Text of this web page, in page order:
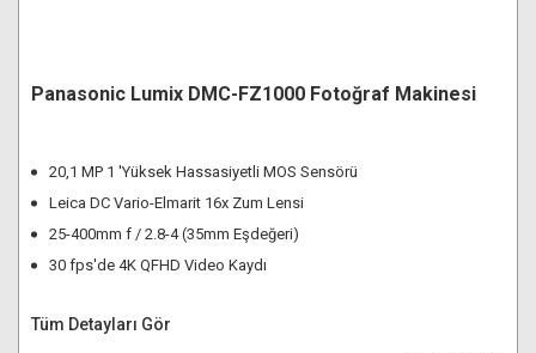
Panasonic Lumix DMC-FZ1000 Fotoğraf Makinesi
20,1 MP 1 'Yüksek Hassasiyetli MOS Sensörü
Leica DC Vario-Elmarit 16x Zum Lensi
25-400mm f / 2.8-4 (35mm Eşdeğeri)
30 fps'de 4K QFHD Video Kaydı
Tüm Detayları Gör